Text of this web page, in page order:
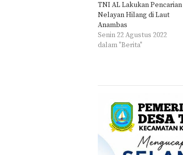
TNI AL Lakukan Pencarian
Nelayan Hilang di Laut
Anambas
Senin 22 Agustus 2022
dalam "Berita"